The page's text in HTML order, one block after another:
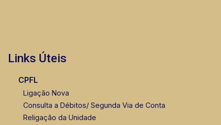
Links Úteis
CPFL
Ligação Nova
Consulta a Débitos/ Segunda Via de Conta
Religação da Unidade